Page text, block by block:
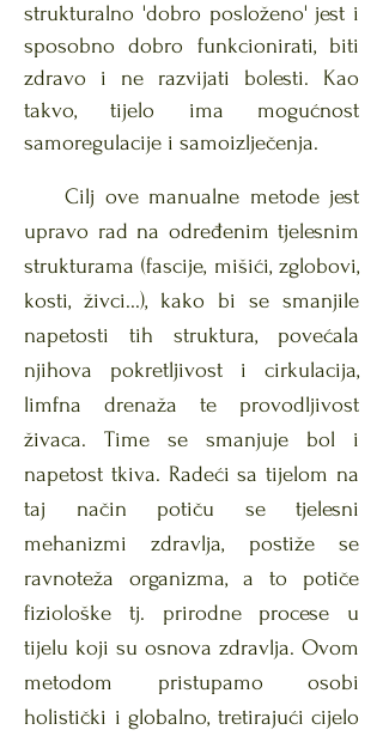
strukturalno 'dobro posloženo' jest i
sposobno dobro funkcionirati, biti
zdravo i ne razvijati bolesti. Kao
takvo, tijelo ima mogućnost
samoregulacije i samoizlječenja.
Cilj ove manualne metode jest
upravo rad na određenim tjelesnim
strukturama (fascije, mišići, zglobovi,
kosti, živci...), kako bi se smanjile
napetosti tih struktura, povećala
njihova pokretljivost i cirkulacija,
limfna drenaža te provodljivost
živaca. Time se smanjuje bol i
napetost tkiva. Radeći sa tijelom na
taj način potiču se tjelesni
mehanizmi zdravlja, postiže se
ravnoteža organizma, a to potiče
fiziološke tj. prirodne procese u
tijelu koji su osnova zdravlja. Ovom
metodom pristupamo osobi
holistički i globalno, tretirajući cijelo